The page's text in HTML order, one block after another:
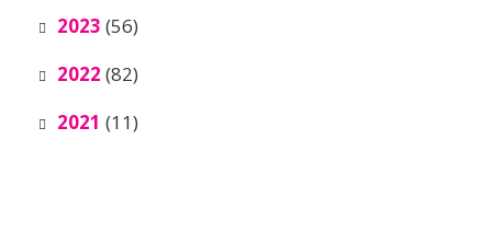
2023 (56)
2022 (82)
2021 (11)